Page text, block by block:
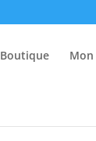
Boutique